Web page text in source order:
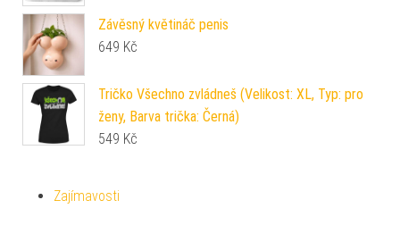
Závěsný květináč penis
649 Kč
Tričko Všechno zvládneš (Velikost: XL, Typ: pro
ženy, Barva trička: Černá)
549 Kč
Zajímavosti